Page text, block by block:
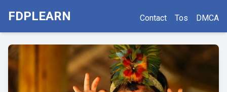
FDPLEARN Contact Tos DMCA